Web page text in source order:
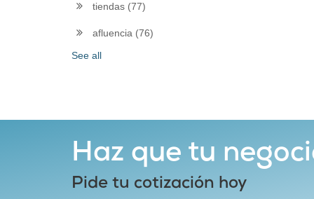
tiendas (77)
afluencia (76)
See all
Haz que tu
Pide tu cotización hoy